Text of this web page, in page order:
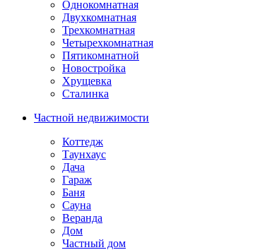
Однокомнатная
Двухкомнатная
Трехкомнатная
Четырехкомнатная
Пятикомнатной
Новостройка
Хрущевка
Сталинка
Частной недвижимости
Коттедж
Таунхаус
Дача
Гараж
Баня
Сауна
Веранда
Дом
Частный дом